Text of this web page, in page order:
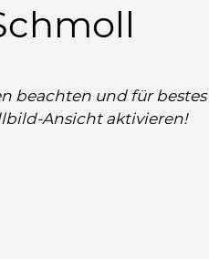
beachten und für bestes
Ansicht aktivieren!